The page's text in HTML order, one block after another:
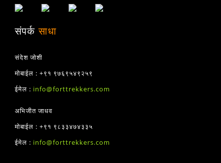
संपर्कसाधा
संदेश जोशी
मोबाईल : +९१ ९७६९५४९२५९
ईमेल : info@forttrekkers.com
अभिजीत जाधव
मोबाईल : +९१ ९८३३४७४३३५
ईमेल : info@forttrekkers.com